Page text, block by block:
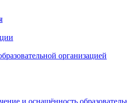
организацией
и оснащённость